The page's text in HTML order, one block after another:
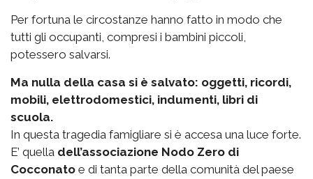
Per fortuna le circostanze hanno fatto in modo che
tutti gli occupanti, compresi i bambini piccoli,
potessero salvarsi.
Ma nulla della casa si è salvato: oggetti, ricordi,
mobili, elettrodomestici, indumenti, libri di
scuola.
In questa tragedia famigliare si è accesa una luce forte.
E’ quella dell’associazione Nodo Zero di
Cocconato e di tanta parte della comunità del paese